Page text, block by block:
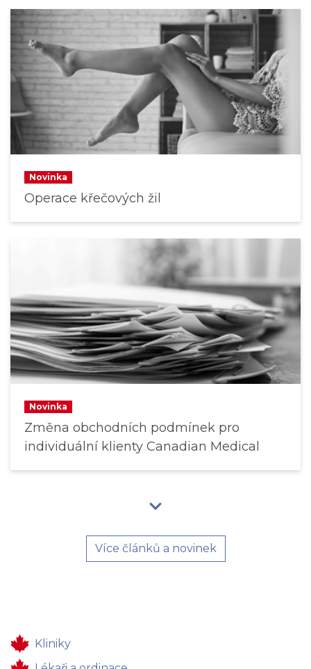
Novinka
Operace křečových žil
Novinka
Změna obchodních podmínek pro
individuální klienty Canadian Medical
Více článků a novinek
Kliniky